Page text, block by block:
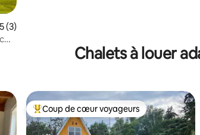
moyenne de 5 sur 5, 3 commentaires
5 (3)
Chalets à louer
aimés Coup de cœur voyageurs parmi les plus
Coup de cœur voyageurs